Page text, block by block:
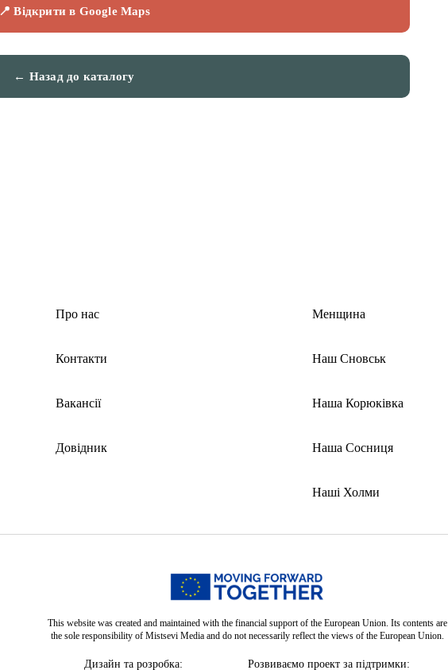
📍 Відкрити в Google Maps
← Назад до каталогу
Про нас
Контакти
Вакансії
Довідник
Менщина
Наш Сновськ
Наша Корюківка
Наша Сосниця
Наші Холми
This website was created and maintained with the financial support of the European Union. Its contents are
the sole responsibility of Mistsevi Media and do not necessarily reflect the views of the European Union.
Дизайн та розробка: Розвиваємо проект за підтримки: